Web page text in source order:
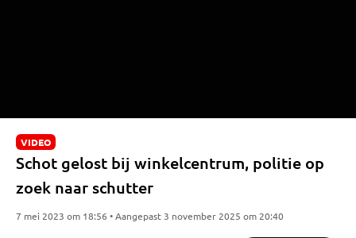
VIDEO
Schot gelost bij winkelcentrum, politie op
zoek naar schutter
7 mei 2023 om 18:56 • Aangepast 3 november 2025 om 20:40